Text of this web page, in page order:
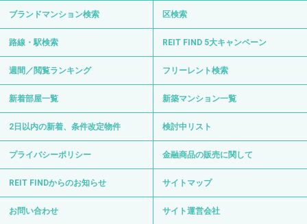
ブランドマンション検索 区検索
路線・駅検索 REIT FIND 5大キャンペーン
週間／閲覧ランキング フリーレント検索
新着部屋一覧 新築マンション一覧
2日以内の新着、条件改定物件 検討中リスト
プライバシーポリシー 金融商品の販売に関して
REIT FINDからのお知らせ サイトマップ
お問い合わせ サイト運営会社